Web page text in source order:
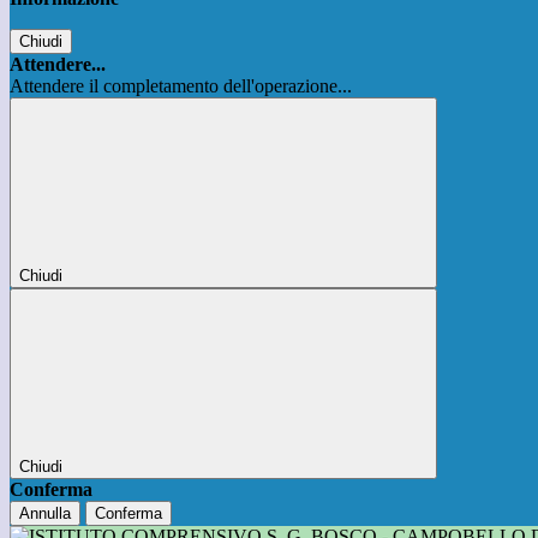
Chiudi
Attendere...
Attendere il completamento dell'operazione...
Chiudi
Chiudi
Conferma
Annulla Conferma